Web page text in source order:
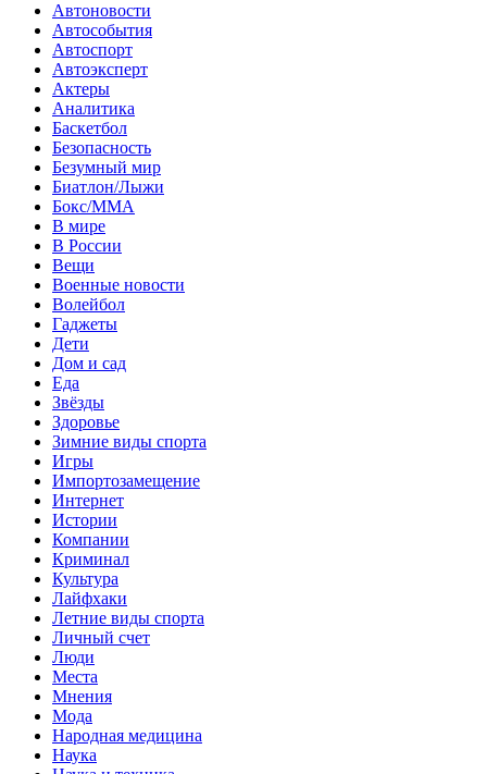
Автоновости
Автособытия
Автоспорт
Автоэксперт
Актеры
Аналитика
Баскетбол
Безопасность
Безумный мир
Биатлон/Лыжи
Бокс/MMA
В мире
В России
Вещи
Военные новости
Волейбол
Гаджеты
Дети
Дом и сад
Еда
Звёзды
Здоровье
Зимние виды спорта
Игры
Импортозамещение
Интернет
Истории
Компании
Криминал
Культура
Лайфхаки
Летние виды спорта
Личный счет
Люди
Места
Мнения
Мода
Народная медицина
Наука